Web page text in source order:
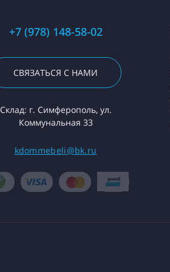
+7 (978) 148-58-02
СВЯЗАТЬСЯ С НАМИ
Склад: г. Симферополь, ул.
Коммунальная 33
kdommebeli@bk.ru